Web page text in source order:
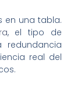
en una tabla.
, el tipo de
redundancia
real del